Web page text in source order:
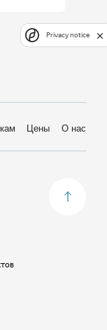
Цены О нас
Privacy notice